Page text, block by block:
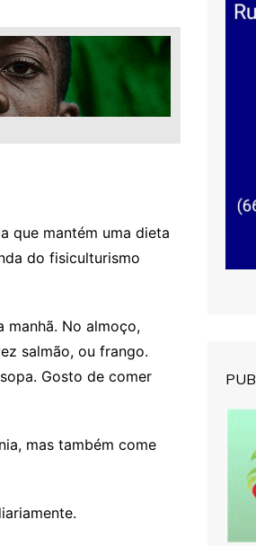
que mantém uma dieta
do fisiculturismo
manhã. No almoço,
salmão, ou frango.
Gosto de comer
mas também come